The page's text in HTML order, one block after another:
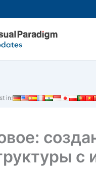
in:
с